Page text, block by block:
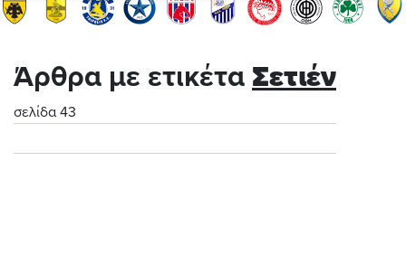
Άρθρα με ετικέτα Σετιέν
σελίδα 43